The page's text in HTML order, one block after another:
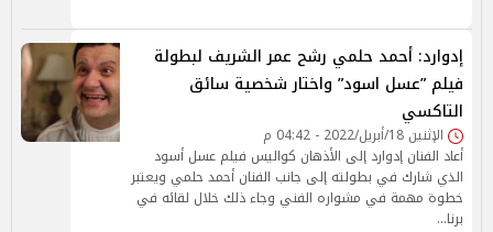
إدوارد: أحمد حلمي رشح عمر الشريف لبطولة
فيلم ”عسل اسود” واختار شخصية سائق
التاكسي
الإثنين 18/أبريل/2022 - 04:42 م
أعاد الفنان إدوارد إلى الأذهان كواليس فيلم عسل أسود
الذي شارك في بطولته إلى جانب الفنان أحمد حلمي ويعتبر
خطوة مهمة في مشواره الفني وجاء ذلك خلال لقائه في
برنا…